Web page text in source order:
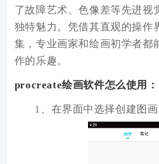
了故障艺术、色像差等先进视
独特魅力。凭借其直观的操作
集，专业画家和绘画初学者都
作的乐趣。
procreate绘画软件怎么使用：
1、在界面中选择创建图画